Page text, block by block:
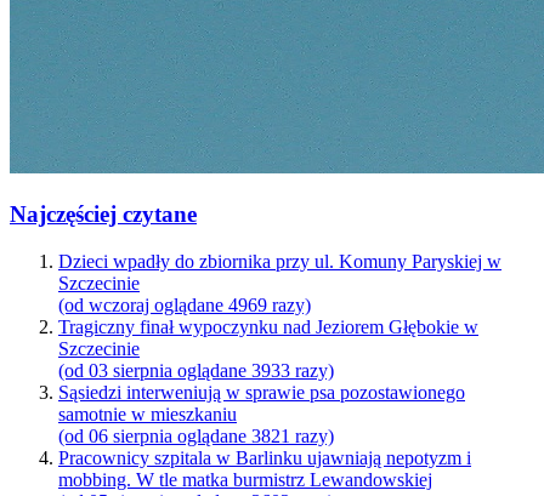
Najczęściej czytane
Dzieci wpadły do zbiornika przy ul. Komuny Paryskiej w
Szczecinie
(od wczoraj oglądane 4969 razy)
Tragiczny finał wypoczynku nad Jeziorem Głębokie w
Szczecinie
(od 03 sierpnia oglądane 3933 razy)
Sąsiedzi interweniują w sprawie psa pozostawionego
samotnie w mieszkaniu
(od 06 sierpnia oglądane 3821 razy)
Pracownicy szpitala w Barlinku ujawniają nepotyzm i
mobbing. W tle matka burmistrz Lewandowskiej